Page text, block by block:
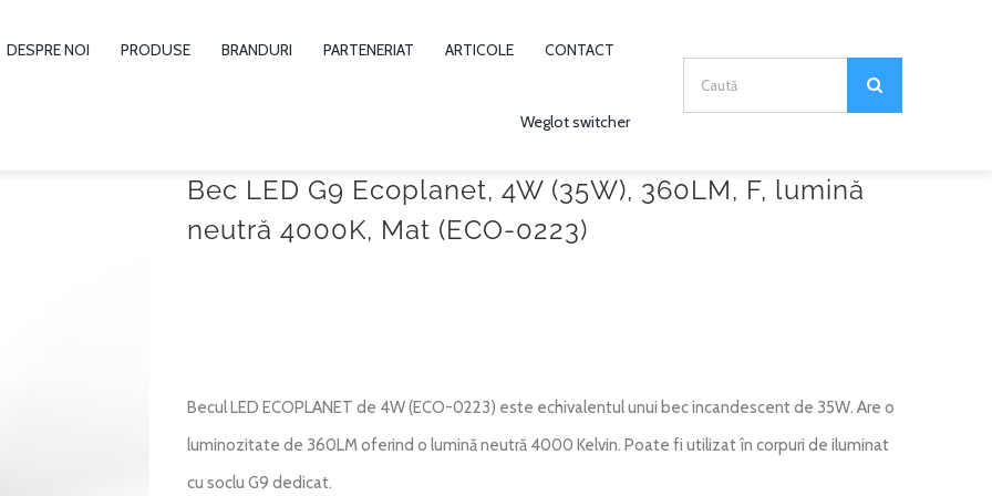
DESPRE NOI PRODUSE BRANDURI PARTENERIAT ARTICOLE CONTACT
Weglot switcher
Search
for:
Bec LED G9 Ecoplanet, 4W (35W), 360LM, F, lumină
neutră 4000K, Mat (ECO-0223)
Becul LED ECOPLANET de 4W (ECO-0223) este echivalentul unui bec incandescent de 35W. Are o
luminozitate de 360LM oferind o lumină neutră 4000 Kelvin. Poate fi utilizat în corpuri de iluminat
cu soclu G9 dedicat.